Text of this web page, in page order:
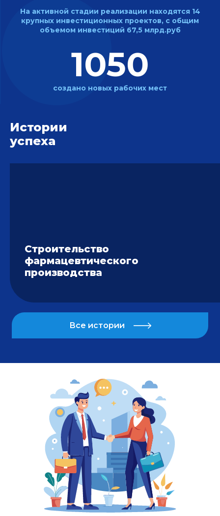
На активной стадии реализации находятся 14
крупных инвестиционных проектов, с общим
объемом инвестиций 67,5 млрд.руб
1050
создано новых рабочих мест
Истории
успеха
Строительство
фармацевтического
производства
Все истории